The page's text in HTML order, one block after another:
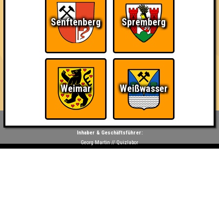
19
6. Saftschubse 2000
3 3 16
6. Biraten
5 4 16
Inhaber & Geschäftsführer:
Georg Martin // Quizlabor
Senftenberg Spremberg
Weimar Weißwasser